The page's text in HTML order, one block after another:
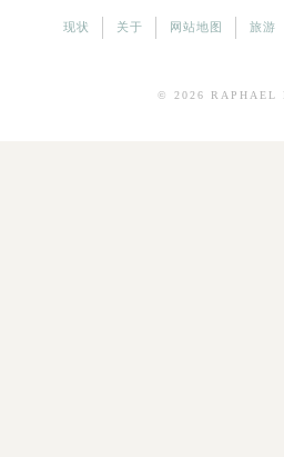
现状 关于 网站地图 旅游
© 2026 RAPHAEL